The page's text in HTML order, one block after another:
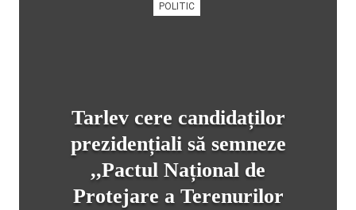
POLITIC
Tarlev cere candidaților
prezidențiali să semneze
,,Pactul Național de
Protejare a Terenurilor